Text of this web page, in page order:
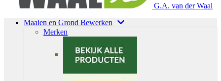
G.A. van der Waal
Maaien en Grond Bewerken
Merken